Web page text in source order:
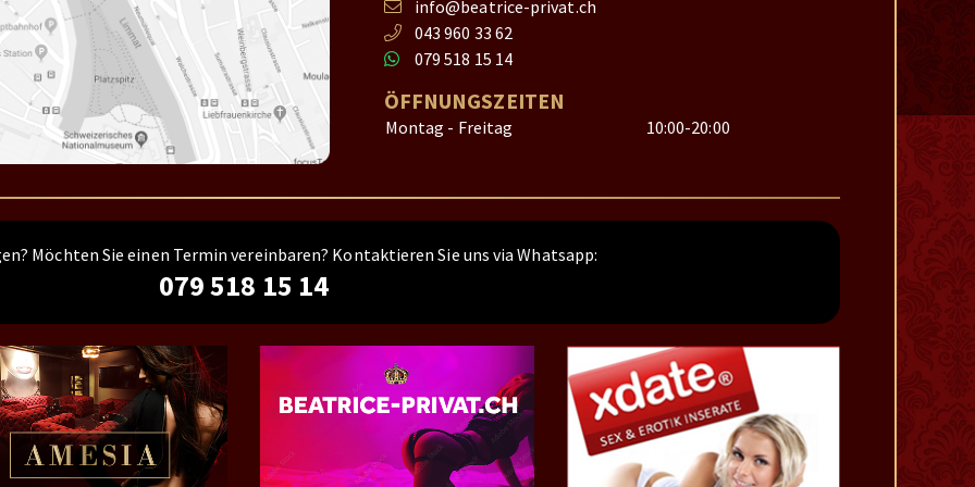
info@beatrice-privat.ch
043 960 33 62
079 518 15 14
ÖFFNUNGSZEITEN
Montag - Freitag 10:00-20:00
Möchten Sie einen Termin vereinbaren? Kontaktieren Sie uns via Whatsapp:
079 518 15 14